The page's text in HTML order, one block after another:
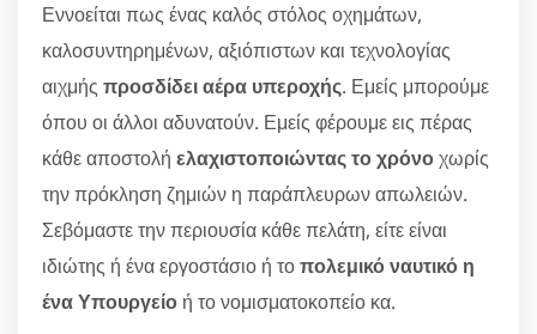
Εννοείται πως ένας καλός στόλος οχημάτων,
καλοσυντηρημένων, αξιόπιστων και τεχνολογίας
αιχμής προσδίδει αέρα υπεροχής. Εμείς μπορούμε
όπου οι άλλοι αδυνατούν. Εμείς φέρουμε εις πέρας
κάθε αποστολή ελαχιστοποιώντας το χρόνοχωρίς
την πρόκληση ζημιών η παράπλευρων απωλειών.
Σεβόμαστε την περιουσία κάθε πελάτη, είτε είναι
ιδιώτης ή ένα εργοστάσιο ή τοπολεμικό ναυτικό η
ένα Υπουργείο ή το νομισματοκοπείο κα.